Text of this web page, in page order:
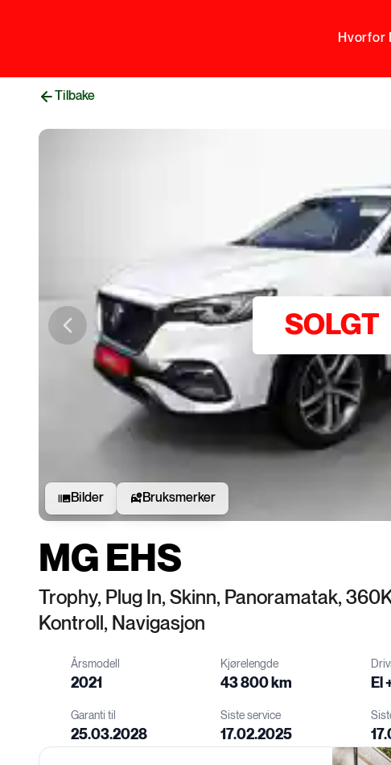
Hvorfor
Tilbake
SOLGT
Previous slide
Bilder Bruksmerker
MG EHS
Trophy, Plug In, Skinn, Panoramatak,
Kontroll, Navigasjon
Årsmodell
2021
Kjørelengde
43 800 km
Drivstoff
El
Garanti til
25.03.2028
Siste service
17.02.2025